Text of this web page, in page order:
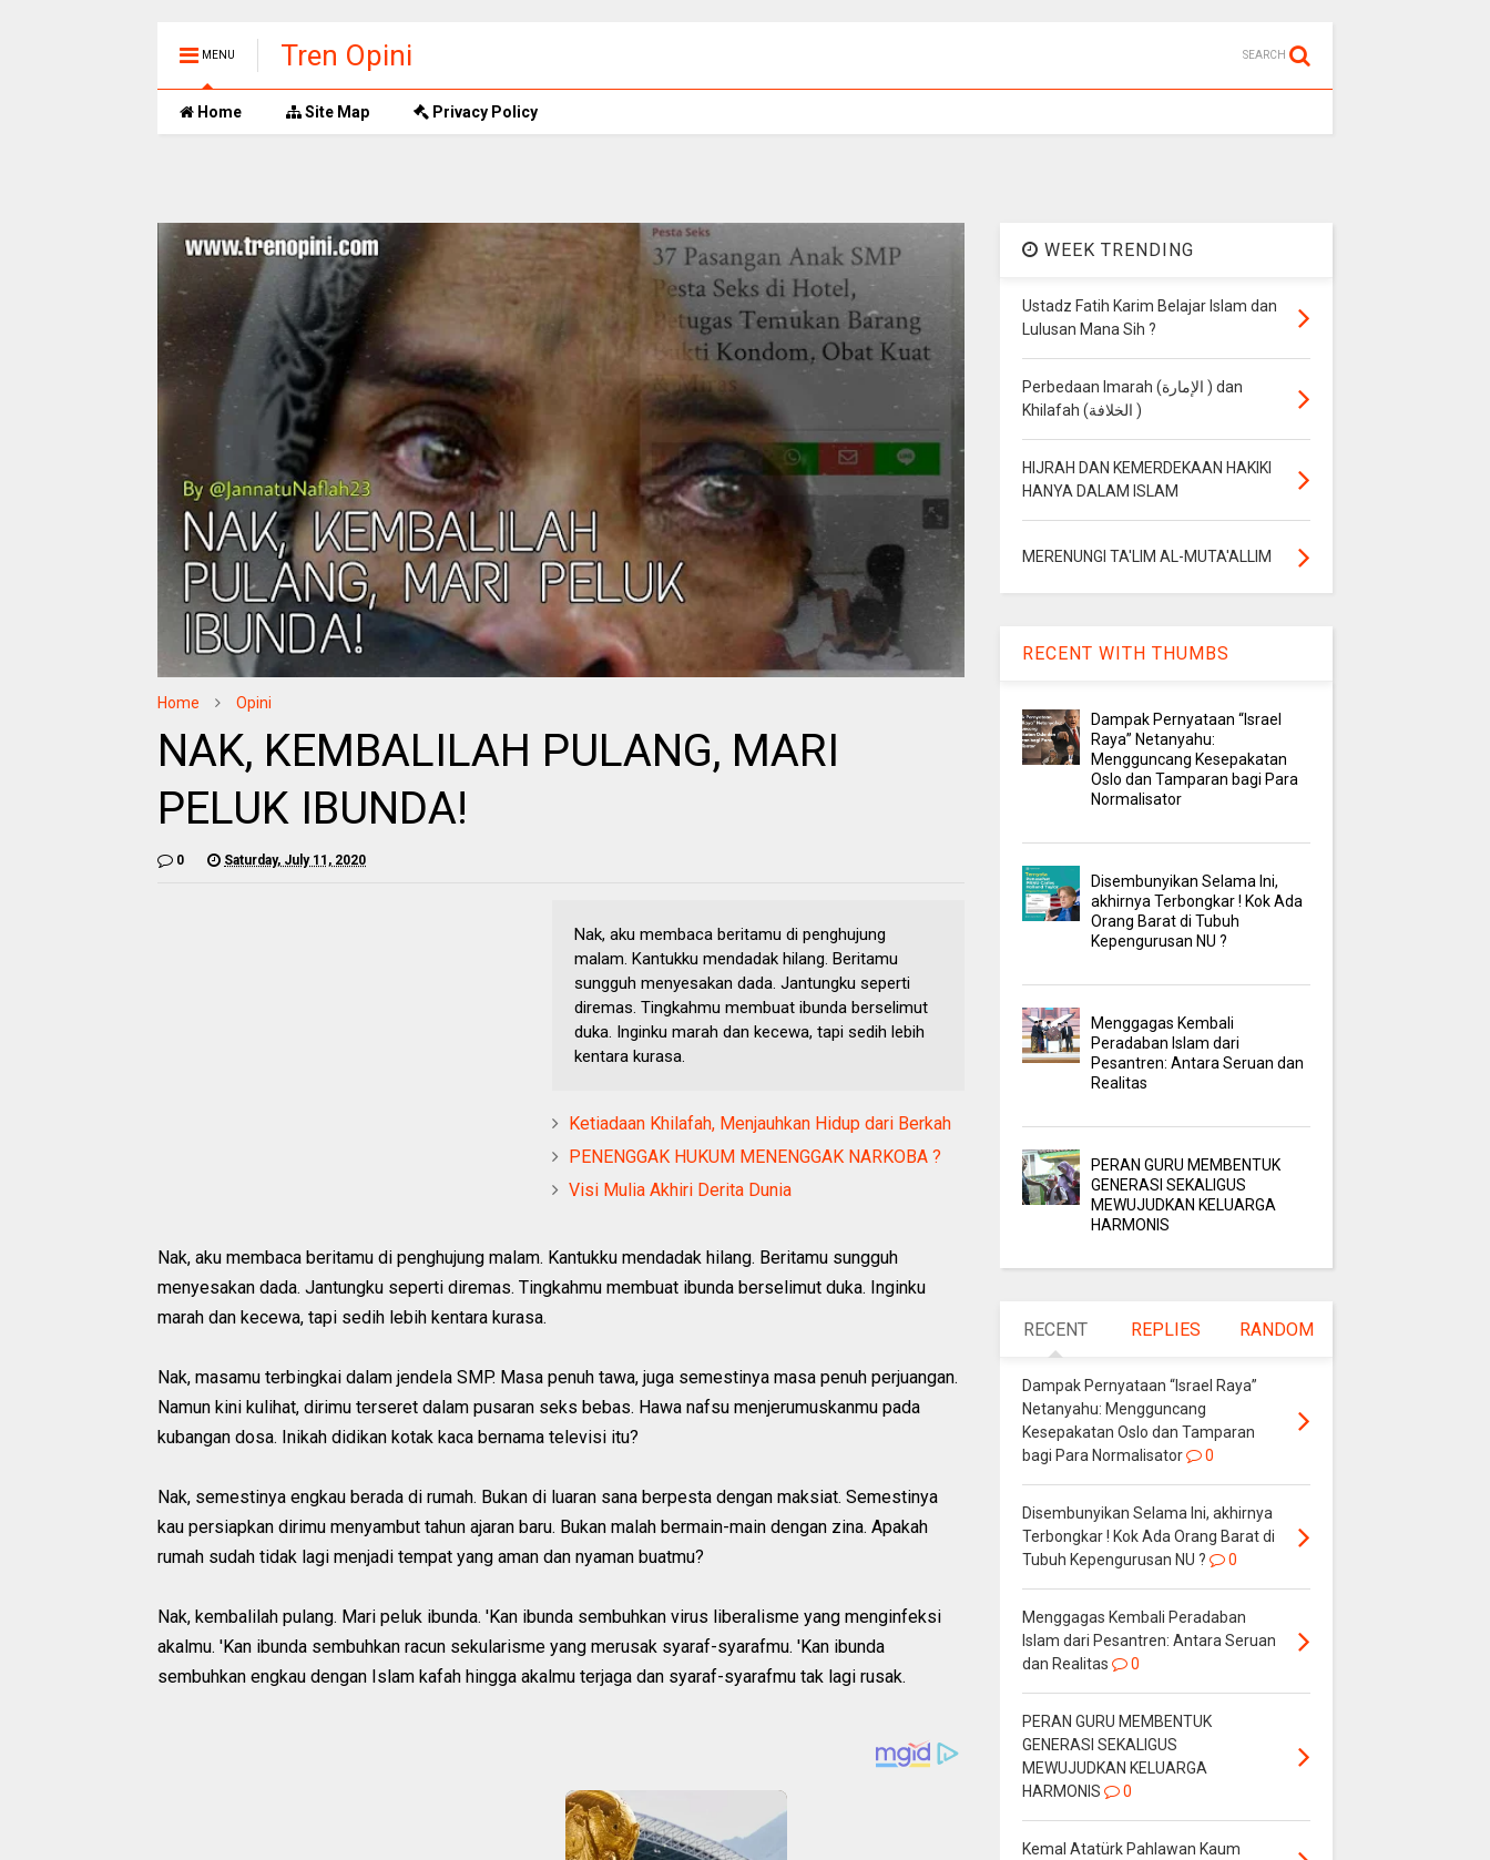
MENU Tren Opini SEARCH
Home Site Map Privacy Policy
Home Opini
NAK, KEMBALILAH PULANG, MARI
PELUK IBUNDA!
0 Saturday, July 11, 2020
Nak, aku membaca beritamu di penghujung
malam. Kantukku mendadak hilang. Beritamu
sungguh menyesakan dada. Jantungku seperti
diremas. Tingkahmu membuat ibunda berselimut
duka. Inginku marah dan kecewa, tapi sedih lebih
kentara kurasa.
Ketiadaan Khilafah, Menjauhkan Hidup dari Berkah
PENENGGAK HUKUM MENENGGAK NARKOBA ?
Visi Mulia Akhiri Derita Dunia
Nak, aku membaca beritamu di penghujung malam. Kantukku mendadak hilang. Beritamu sungguh
menyesakan dada. Jantungku seperti diremas. Tingkahmu membuat ibunda berselimut duka. Inginku
marah dan kecewa, tapi sedih lebih kentara kurasa.
Nak, masamu terbingkai dalam jendela SMP. Masa penuh tawa, juga semestinya masa penuh perjuangan.
Namun kini kulihat, dirimu terseret dalam pusaran seks bebas. Hawa nafsu menjerumuskanmu pada
kubangan dosa. Inikah didikan kotak kaca bernama televisi itu?
Nak, semestinya engkau berada di rumah. Bukan di luaran sana berpesta dengan maksiat. Semestinya
kau persiapkan dirimu menyambut tahun ajaran baru. Bukan malah bermain-main dengan zina. Apakah
rumah sudah tidak lagi menjadi tempat yang aman dan nyaman buatmu?
Nak, kembalilah pulang. Mari peluk ibunda. 'Kan ibunda sembuhkan virus liberalisme yang menginfeksi
akalmu. 'Kan ibunda sembuhkan racun sekularisme yang merusak syaraf-syarafmu. 'Kan ibunda
sembuhkan engkau dengan Islam kafah hingga akalmu terjaga dan syaraf-syarafmu tak lagi rusak.
WEEK TRENDING
Ustadz Fatih Karim Belajar Islam dan
Lulusan Mana Sih ?
Perbedaan Imarah (الإمارة ) dan
Khilafah (الخلافة )
HIJRAH DAN KEMERDEKAAN HAKIKI
HANYA DALAM ISLAM
MERENUNGI TA'LIM AL-MUTA'ALLIM
RECENT WITH THUMBS
Dampak Pernyataan “Israel
Raya” Netanyahu:
Mengguncang Kesepakatan
Oslo dan Tamparan bagi Para
Normalisator
Disembunyikan Selama Ini,
akhirnya Terbongkar ! Kok Ada
Orang Barat di Tubuh
Kepengurusan NU ?
Menggagas Kembali
Peradaban Islam dari
Pesantren: Antara Seruan dan
Realitas
PERAN GURU MEMBENTUK
GENERASI SEKALIGUS
MEWUJUDKAN KELUARGA
HARMONIS
RECENT REPLIES RANDOM
Dampak Pernyataan “Israel Raya”
Netanyahu: Mengguncang
Kesepakatan Oslo dan Tamparan
bagi Para Normalisator
0
Disembunyikan Selama Ini, akhirnya
Terbongkar ! Kok Ada Orang Barat di
Tubuh Kepengurusan NU ?
0
Menggagas Kembali Peradaban
Islam dari Pesantren: Antara Seruan
dan Realitas
0
PERAN GURU MEMBENTUK
GENERASI SEKALIGUS
MEWUJUDKAN KELUARGA
HARMONIS
0
Kemal Atatürk Pahlawan Kaum